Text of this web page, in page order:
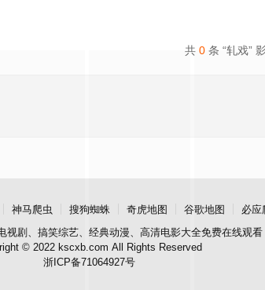
共 0 条 “轧戏”
神马爬虫 搜狗蜘蛛 奇虎地图 谷歌地图
必应
视剧、搞笑综艺、经典动漫、高清电影大全免费在线观看
© 2022 kscxb.com All Rights Reserved
浙ICP备71064927号